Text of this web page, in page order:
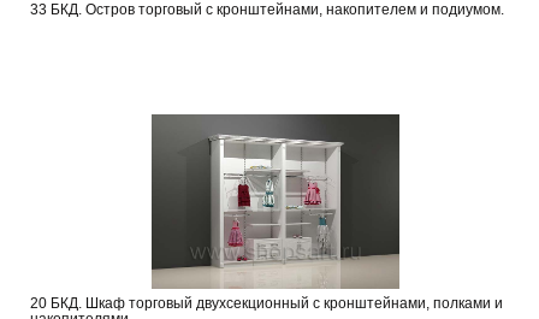
33 БКД. Остров торговый с кронштейнами, накопителем и подиумом.
20 БКД. Шкаф торговый двухсекционный с кронштейнами, полками и